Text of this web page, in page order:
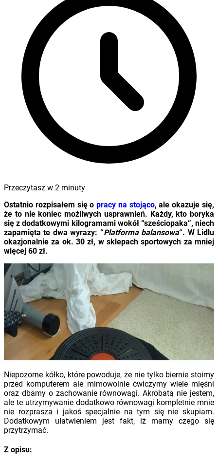
Przeczytasz w 2 minuty
Ostatnio rozpisałem się opracy na stojąco, ale okazuje się,
że to nie koniec możliwych usprawnień. Każdy, kto boryka
się z dodatkowymi kilogramami wokół “sześciopaka”, niech
zapamięta te dwa wyrazy: “Platforma balansowa“. W Lidlu
okazjonalnie za ok. 30 zł, w sklepach sportowych za mniej
więcej 60 zł.
Niepozorne kółko, które powoduje, że nie tylko biernie stoimy
przed komputerem ale mimowolnie ćwiczymy wiele mięśni
oraz dbamy o zachowanie równowagi. Akrobatą nie jestem,
ale te utrzymywanie dodatkowo równowagi kompletnie mnie
nie rozprasza i jakoś specjalnie na tym się nie skupiam.
Dodatkowym ułatwieniem jest fakt, iż mamy czego się
przytrzymać.
Z opisu: